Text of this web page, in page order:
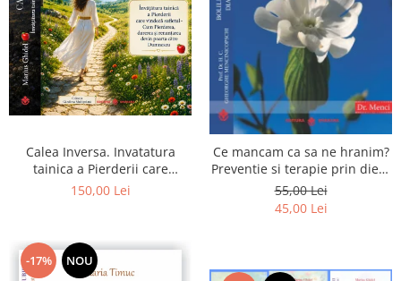
Calea Inversa. Invatatura
tainica a Pierderii care
vindeca sufletul - Cum
150,00 Lei
Ce mancam ca sa ne hranim?
Preventie si terapie prin dieta
in bolile cardiovasculare si in
diabetul zaharat
55,00 Lei
45,00 Lei
-17% NOU